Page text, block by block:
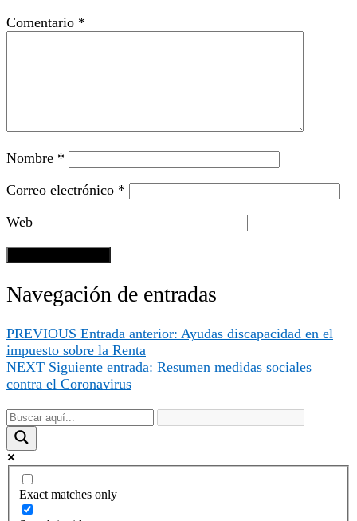
Comentario *
Nombre *
Correo electrónico *
Web
Navegación de entradas
PREVIOUS Entrada anterior: Ayudas discapacidad en el
impuesto sobre la Renta
NEXT Siguiente entrada: Resumen medidas sociales
contra el Coronavirus
Exact matches only